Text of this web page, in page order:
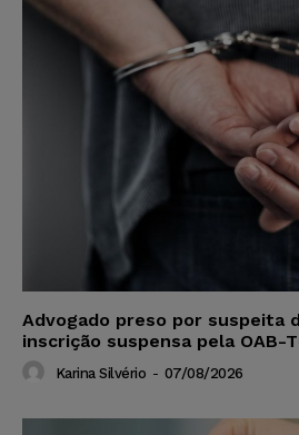
Advogado preso por suspeita
inscrição suspensa pela OAB-
Karina Silvério - 07/08/2026